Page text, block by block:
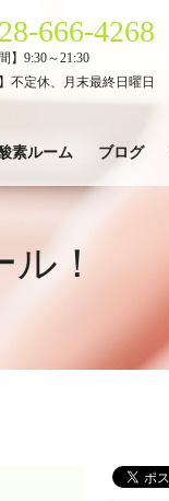
666-4268
】9:30～21:30
不定休、月末最終日曜日
素ルーム ブログ
！